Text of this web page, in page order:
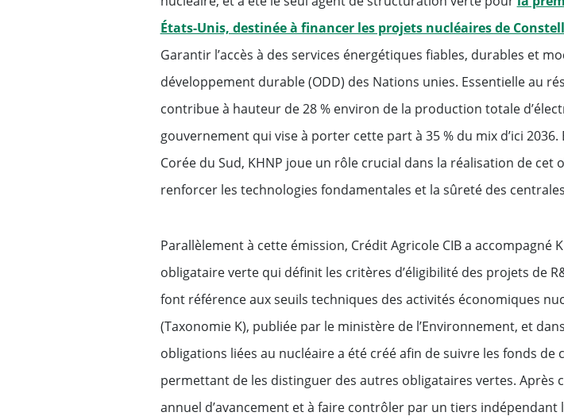
Recherche sur les marchés mondiaux
Trésorerie
Solutions de financement
spécifiques
Tout voir
Financements pour les entreprises
technologiques
Financements pour les fonds
d'investissement
Gestion de patrimoine
États-Unis, destinée à financer les projets nucléaires de
Garantir l’accès à des services énergétiques fiables, durables et
développement durable (ODD) des Nations unies. Essentielle au
contribue à hauteur de 28 % environ de la production totale
gouvernement qui vise à porter cette part à 35 % du mix d’ici
Corée du Sud, KHNP joue un rôle crucial dans la réalisation de
renforcer les technologies fondamentales et la sûreté des
Parallèlement à cette émission, Crédit Agricole CIB a accompagné
obligataire verte qui définit les critères d’éligibilité des projets de
font référence aux seuils techniques des activités économiques
(Taxonomie K), publiée par le ministère de l’Environnement, et
obligations liées au nucléaire a été créé afin de suivre les fonds
permettant de les distinguer des autres obligataires vertes. Après
annuel d’avancement et à faire contrôler par un tiers indépendant